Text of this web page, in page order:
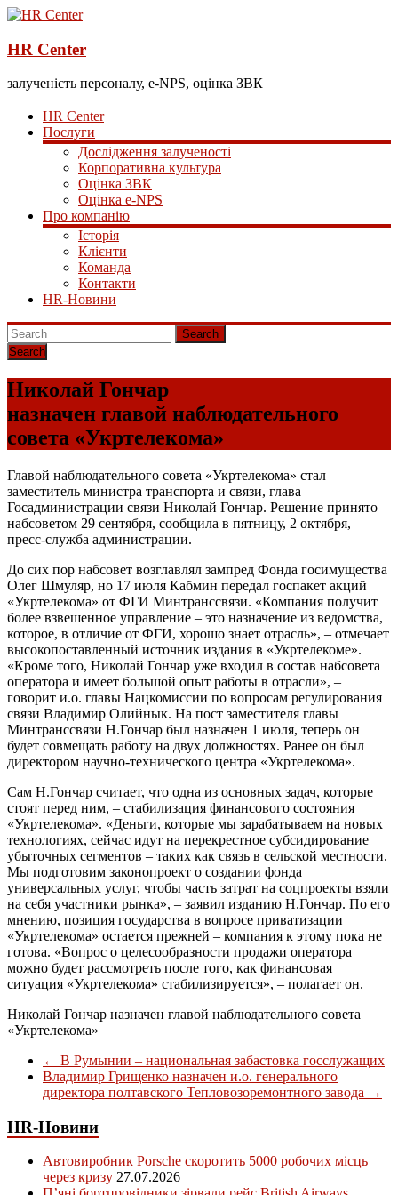
HR Center
залученість персоналу, e-NPS, оцінка ЗВК
HR Center
Послуги
Дослідження залученості
Корпоративна культура
Оцінка ЗВК
Оцінка e-NPS
Про компанію
Історія
Клієнти
Команда
Контакти
HR-Новини
Search
Николай Гончар
назначен главой наблюдательного
совета «Укртелекома»
Главой наблюдательного совета «Укртелекома» стал
заместитель министра транспорта и связи, глава
Госадминистрации связи Николай Гончар. Решение принято
набсоветом 29 сентября, сообщила в пятницу, 2 октября,
пресс-служба администрации.
До сих пор набсовет возглавлял зампред Фонда госимущества
Олег Шмуляр, но 17 июля Кабмин передал госпакет акций
«Укртелекома» от ФГИ Минтранссвязи. «Компания получит
более взвешенное управление – это назначение из ведомства,
которое, в отличие от ФГИ, хорошо знает отрасль», – отмечает
высокопоставленный источник издания в «Укртелекоме».
«Кроме того, Николай Гончар уже входил в состав набсовета
оператора и имеет большой опыт работы в отрасли», –
говорит и.о. главы Нацкомиссии по вопросам регулирования
связи Владимир Олийнык. На пост заместителя главы
Минтранссвязи Н.Гончар был назначен 1 июля, теперь он
будет совмещать работу на двух должностях. Ранее он был
директором научно-технического центра «Укртелекома».
Сам Н.Гончар считает, что одна из основных задач, которые
стоят перед ним, – стабилизация финансового состояния
«Укртелекома». «Деньги, которые мы зарабатываем на новых
технологиях, сейчас идут на перекрестное субсидирование
убыточных сегментов – таких как связь в сельской местности.
Мы подготовим законопроект о создании фонда
универсальных услуг, чтобы часть затрат на соцпроекты взяли
на себя участники рынка», – заявил изданию Н.Гончар. По его
мнению, позиция государства в вопросе приватизации
«Укртелекома» остается прежней – компания к этому пока не
готова. «Вопрос о целесообразности продажи оператора
можно будет рассмотреть после того, как финансовая
ситуация «Укртелекома» стабилизируется», – полагает он.
Николай Гончар назначен главой наблюдательного совета
«Укртелекома»
← В Румынии – национальная забастовка госслужащих
Владимир Грищенко назначен и.о. генерального
директора полтавского Тепловозоремонтного завода →
HR-Новини
Автовиробник Porsche скоротить 5000 робочих місць
через кризу 27.07.2026